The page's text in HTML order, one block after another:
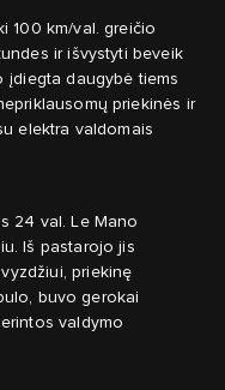
100 km/val. greičio
ir išvystyti beveik
įdiegta daugybė tiems
priekinės ir
elektra valdomais
24 val. Le Mano
Iš pastarojo jis
priekinę
buvo gerokai
valdymo